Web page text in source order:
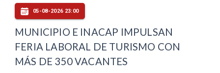
05-08-2026 23:00
MUNICIPIO E INACAP IMPULSAN
FERIA LABORAL DE TURISMO CON
MÁS DE 350 VACANTES